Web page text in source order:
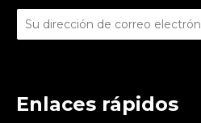
Enlaces rápidos